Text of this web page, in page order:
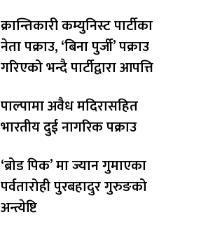
क्रान्तिकारी कम्युनिस्ट पार्टीका
नेता पक्राउ, ‘बिना पुर्जी’ पक्राउ
गरिएको भन्दै पार्टीद्वारा आपत्ति
पाल्पामा अवैध मदिरासहित
भारतीय दुई नागरिक पक्राउ
‘ब्रोड पिक’ मा ज्यान गुमाएका
पर्वतारोही पुरबहादुर गुरुङको
अन्त्येष्टि